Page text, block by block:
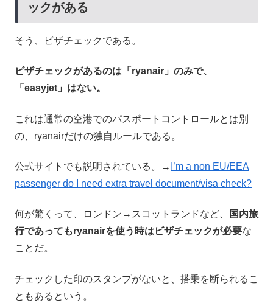
ックがある
そう、ビザチェックである。
ビザチェックがあるのは「ryanair」のみで、
「easyjet」はない。
これは通常の空港でのパスポートコントロールとは別
の、ryanairだけの独自ルールである。
公式サイトでも説明されている。→ I’m a non EU/EEA
passenger do I need extra travel document/visa check?
何が驚くって、ロンドン→スコットランドなど、
国内旅
行であってもryanairを使う時はビザチェックが必要な
ことだ。
チェックした印のスタンプがないと、搭乗を断られるこ
ともあるという。